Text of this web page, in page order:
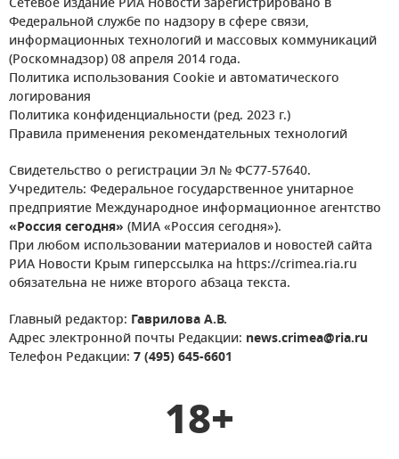
Федеральной службе по надзору в сфере связи,
информационных технологий и массовых коммуникаций
(Роскомнадзор) 08 апреля 2014 года.
Политика использования Cookie и автоматического
логирования
Политика конфиденциальности (ред. 2023 г.)
Правила применения рекомендательных технологий
Свидетельство о регистрации Эл № ФС77-57640.
Учредитель: Федеральное государственное унитарное
предприятие Международное информационное агентство
«Россия сегодня» (МИА «Россия сегодня»).
При любом использовании материалов и новостей сайта
РИА Новости Крым гиперссылка на https://crimea.ria.ru
обязательна не ниже второго абзаца текста.
Главный редактор: Гаврилова А.В.
Адрес электронной почты Редакции: news.crimea@ria.ru
Телефон Редакции: 7 (495) 645-6601
18+